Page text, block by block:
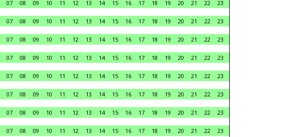
07 08 09 10 11 12 13 14 15 16 17 18 19 20 21 22
23
07 08 09 10 11 12 13 14 15 16 17 18 19 20 21 22
23
07 08 09 10 11 12 13 14 15 16 17 18 19 20 21 22
23
07 08 09 10 11 12 13 14 15 16 17 18 19 20 21 22
23
07 08 09 10 11 12 13 14 15 16 17 18 19 20 21 22
23
07 08 09 10 11 12 13 14 15 16 17 18 19 20 21 22
23
07 08 09 10 11 12 13 14 15 16 17 18 19 20 21 22
23
07 08 09 10 11 12 13 14 15 16 17 18 19 20 21 22
23